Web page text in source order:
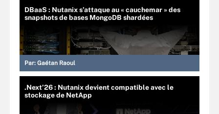
DBaaS : Nutanix s’attaque au « cauchemar » des
snapshots de bases MongoDB shardées
Par: Gaétan Raoul
.Next’26 : Nutanix devient compatible avec le
stockage de NetApp